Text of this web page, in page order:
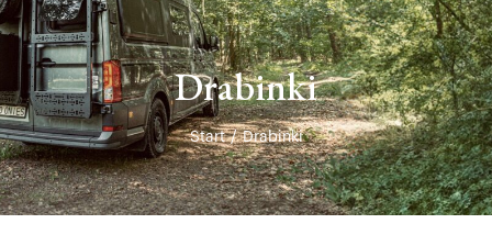
Drabinki
Start / Drabinki